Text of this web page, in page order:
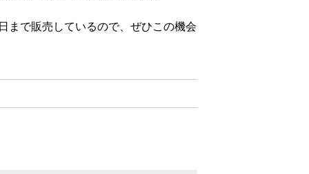
まで販売しているので、ぜひこの機会